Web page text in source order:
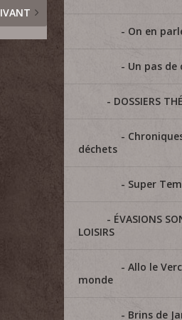
On en
Un pas de
DOSSIERS
déchets
Super
ÉVASIONS
LOISIRS
Allo le
monde
Brins de